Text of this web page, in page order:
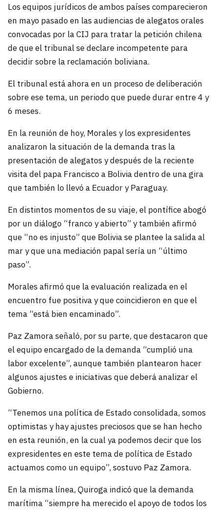
Los equipos jurídicos de ambos países comparecieron
en mayo pasado en las audiencias de alegatos orales
convocadas por la CIJ para tratar la petición chilena
de que el tribunal se declare incompetente para
decidir sobre la reclamación boliviana.
El tribunal está ahora en un proceso de deliberación
sobre ese tema, un periodo que puede durar entre 4 y
6 meses.
En la reunión de hoy, Morales y los expresidentes
analizaron la situación de la demanda tras la
presentación de alegatos y después de la reciente
visita del papa Francisco a Bolivia dentro de una gira
que también lo llevó a Ecuador y Paraguay.
En distintos momentos de su viaje, el pontífice abogó
por un diálogo “franco y abierto” y también afirmó
que “no es injusto” que Bolivia se plantee la salida al
mar y que una mediación papal sería un “último
paso”.
Morales afirmó que la evaluación realizada en el
encuentro fue positiva y que coincidieron en que el
tema “está bien encaminado”.
Paz Zamora señaló, por su parte, que destacaron que
el equipo encargado de la demanda “cumplió una
labor excelente”, aunque también plantearon hacer
algunos ajustes e iniciativas que deberá analizar el
Gobierno.
“Tenemos una política de Estado consolidada, somos
optimistas y hay ajustes preciosos que se han hecho
en esta reunión, en la cual ya podemos decir que los
expresidentes en este tema de política de Estado
actuamos como un equipo”, sostuvo Paz Zamora.
En la misma línea, Quiroga indicó que la demanda
marítima “siempre ha merecido el apoyo de todos los